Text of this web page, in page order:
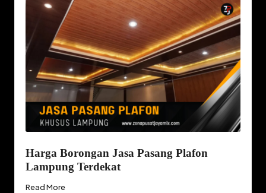
Harga Borongan Jasa Pasang Plafon
Lampung Terdekat
Read More